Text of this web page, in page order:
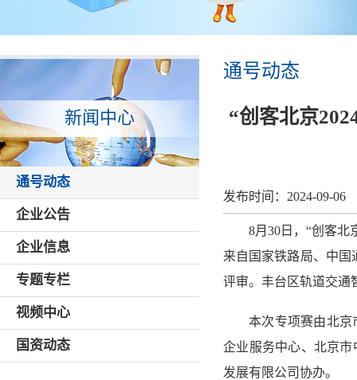
新闻中心
通号动态
企业公告
企业信息
专题专栏
视频中心
国资动态
通号动态
“创客北京
发布时间： 2024-09-06
8月30日，“创客北
来自国家铁路局、中国
评审。丰台区轨道交通
本次专项赛由北京
企业服务中心、北京
发展有限公司协办。